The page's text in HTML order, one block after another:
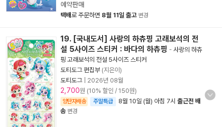
예약판매
택배로 주문하면 8월 11일 출고 변경
19. [국내도서] 사랑의 하츄핑 고래보석의 전
설 5사이즈 스티커 : 바다의 하츄핑 - 사랑의 하츄
핑 고래보석의 전설 5사이즈 스티커
도티도그 편집부 (지은이)
도티도그
2026년 08월
2,700원 (10% 할인 / 150원)
양탄자배송 주말특급 8월 10일 (월) 아침 7시 출근전 배
송 변경